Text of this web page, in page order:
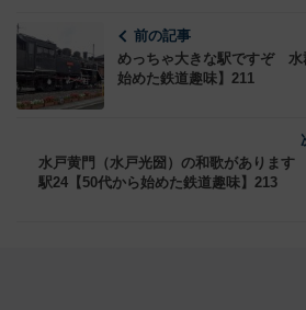
前の記事
めっちゃ大きな駅ですぞ 水
始めた鉄道趣味】211
水戸黄門（水戸光圀）の和歌がありま
駅24【50代から始めた鉄道趣味】213